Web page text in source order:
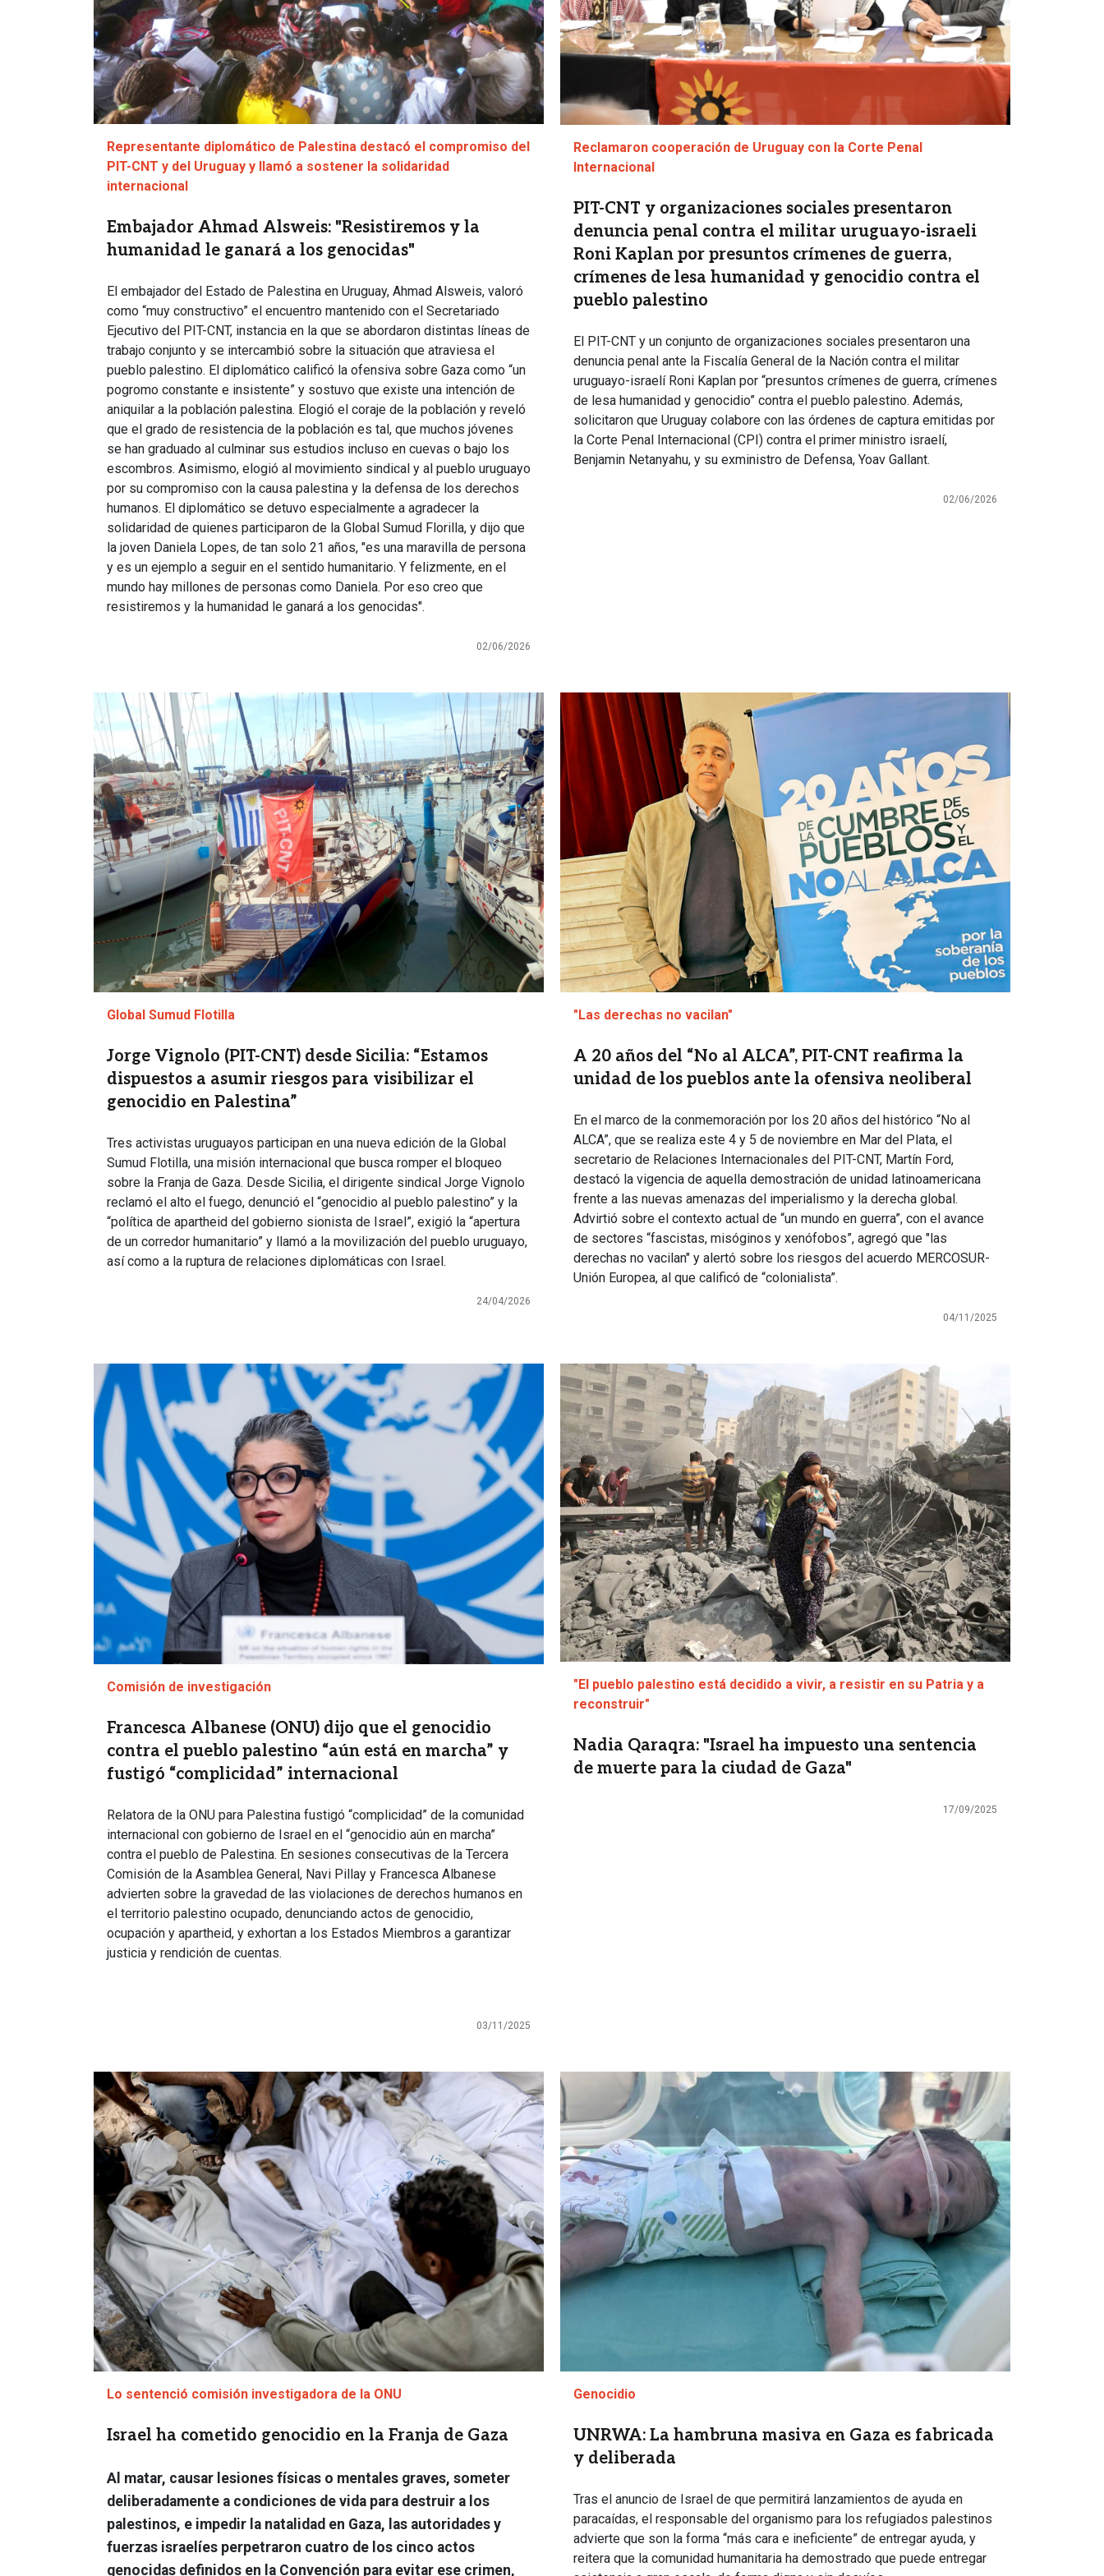
Representante diplomático de Palestina destacó el compromiso del
PIT-CNT y del Uruguay y llamó a sostener la solidaridad
internacional
Embajador Ahmad Alsweis: "Resistiremos y la
humanidad le ganará a los genocidas"
El embajador del Estado de Palestina en Uruguay, Ahmad Alsweis, valoró
como “muy constructivo” el encuentro mantenido con el Secretariado
Ejecutivo del PIT-CNT, instancia en la que se abordaron distintas líneas de
trabajo conjunto y se intercambió sobre la situación que atraviesa el
pueblo palestino. El diplomático calificó la ofensiva sobre Gaza como “un
pogromo constante e insistente” y sostuvo que existe una intención de
aniquilar a la población palestina. Elogió el coraje de la población y reveló
que el grado de resistencia de la población es tal, que muchos jóvenes
se han graduado al culminar sus estudios incluso en cuevas o bajo los
escombros. Asimismo, elogió al movimiento sindical y al pueblo uruguayo
por su compromiso con la causa palestina y la defensa de los derechos
humanos. El diplomático se detuvo especialmente a agradecer la
solidaridad de quienes participaron de la Global Sumud Florilla, y dijo que
la joven Daniela Lopes, de tan solo 21 años, "es una maravilla de persona
y es un ejemplo a seguir en el sentido humanitario. Y felizmente, en el
mundo hay millones de personas como Daniela. Por eso creo que
resistiremos y la humanidad le ganará a los genocidas".
02/06/2026
Reclamaron cooperación de Uruguay con la Corte Penal
Internacional
PIT-CNT y organizaciones sociales presentaron
denuncia penal contra el militar uruguayo-israeli
Roni Kaplan por presuntos crímenes de guerra,
crímenes de lesa humanidad y genocidio contra el
pueblo palestino
El PIT-CNT y un conjunto de organizaciones sociales presentaron una
denuncia penal ante la Fiscalía General de la Nación contra el militar
uruguayo-israelí Roni Kaplan por “presuntos crímenes de guerra, crímenes
de lesa humanidad y genocidio” contra el pueblo palestino. Además,
solicitaron que Uruguay colabore con las órdenes de captura emitidas por
la Corte Penal Internacional (CPI) contra el primer ministro israelí,
Benjamin Netanyahu, y su exministro de Defensa, Yoav Gallant.
02/06/2026
Imagen
Global Sumud Flotilla
Jorge Vignolo (PIT-CNT) desde Sicilia: “Estamos
dispuestos a asumir riesgos para visibilizar el
genocidio en Palestina”
Tres activistas uruguayos participan en una nueva edición de la Global
Sumud Flotilla, una misión internacional que busca romper el bloqueo
sobre la Franja de Gaza. Desde Sicilia, el dirigente sindical Jorge Vignolo
reclamó el alto el fuego, denunció el “genocidio al pueblo palestino” y la
“política de apartheid del gobierno sionista de Israel”, exigió la “apertura
de un corredor humanitario” y llamó a la movilización del pueblo uruguayo,
así como a la ruptura de relaciones diplomáticas con Israel.
24/04/2026
Imagen
"Las derechas no vacilan"
A 20 años del “No al ALCA”, PIT-CNT reafirma la
unidad de los pueblos ante la ofensiva neoliberal
En el marco de la conmemoración por los 20 años del histórico “No al
ALCA”, que se realiza este 4 y 5 de noviembre en Mar del Plata, el
secretario de Relaciones Internacionales del PIT-CNT, Martín Ford,
destacó la vigencia de aquella demostración de unidad latinoamericana
frente a las nuevas amenazas del imperialismo y la derecha global.
Advirtió sobre el contexto actual de “un mundo en guerra”, con el avance
de sectores “fascistas, misóginos y xenófobos”, agregó que "las
derechas no vacilan" y alertó sobre los riesgos del acuerdo MERCOSUR-
Unión Europea, al que calificó de “colonialista”.
04/11/2025
Imagen
Comisión de investigación
Francesca Albanese (ONU) dijo que el genocidio
contra el pueblo palestino “aún está en marcha” y
fustigó “complicidad” internacional
Relatora de la ONU para Palestina fustigó “complicidad” de la comunidad
internacional con gobierno de Israel en el “genocidio aún en marcha”
contra el pueblo de Palestina. En sesiones consecutivas de la Tercera
Comisión de la Asamblea General, Navi Pillay y Francesca Albanese
advierten sobre la gravedad de las violaciones de derechos humanos en
el territorio palestino ocupado, denunciando actos de genocidio,
ocupación y apartheid, y exhortan a los Estados Miembros a garantizar
justicia y rendición de cuentas.
03/11/2025
Imagen
"El pueblo palestino está decidido a vivir, a resistir en su Patria y a
reconstruir"
Nadia Qaraqra: "Israel ha impuesto una sentencia
de muerte para la ciudad de Gaza"
17/09/2025
Imagen
Lo sentenció comisión investigadora de la ONU
Israel ha cometido genocidio en la Franja de Gaza
Al matar, causar lesiones físicas o mentales graves, someter
deliberadamente a condiciones de vida para destruir a los
palestinos, e impedir la natalidad en Gaza, las autoridades y
fuerzas israelíes perpetraron cuatro de los cinco actos
genocidas definidos en la Convención para evitar ese crimen,
Imagen
Genocidio
UNRWA: La hambruna masiva en Gaza es fabricada
y deliberada
Tras el anuncio de Israel de que permitirá lanzamientos de ayuda en
paracaídas, el responsable del organismo para los refugiados palestinos
advierte que son la forma “más cara e ineficiente” de entregar ayuda, y
reitera que la comunidad humanitaria ha demostrado que puede entregar